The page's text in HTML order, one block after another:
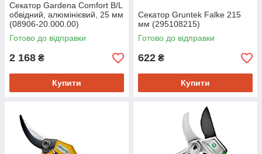
Секатор Gardena Comfort B/L
обвідний, алюмінієвий, 25 мм
(08906-20.000.00)
Готово до відправки
2 168 ₴
Купити
Секатор Gruntek Falke 215
мм (295108215)
Готово до відправки
622 ₴
Купити